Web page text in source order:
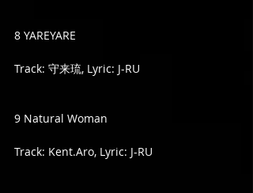
8 YAREYARE
Track: 守来琉, Lyric: J-RU
9 Natural Woman
Track: Kent.Aro, Lyric: J-RU